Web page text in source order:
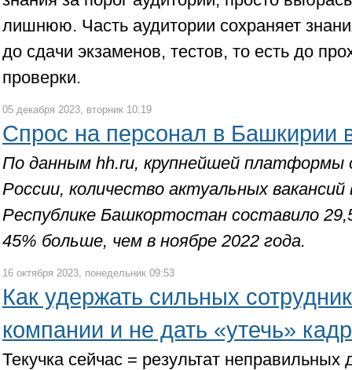
лишнюю. Часть аудитории сохраняет
до сдачи экзаменов, тестов, то есть до
проверки.
05 декабря 2023, вторник 10:19
Спрос на персонал в Башкирии
По данным hh.ru, крупнейшей платформы
России, количество актуальных вакансий
Республике Башкортостан составило
45% больше, чем в ноябре 2022 года.
16 октября 2023, понедельник 09:53
Как удержать сильных
компании и не дать «утечь»
Текучка сейчас = результат